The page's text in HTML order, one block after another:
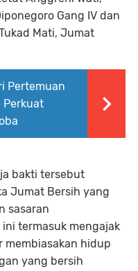
Gang IV dan
Mati, Jumat
Pertemuan
Perkuat
bakti tersebut
Jumat Bersih yang
sasaran
termasuk mengajak
membiasakan hidup
yang bersih